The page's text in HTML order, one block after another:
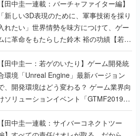
【田中圭一連載：バーチャファイター編】
「新しい3D表現のために、軍事技術を採り
れたい」世界情勢を味方につけて、ゲー
に革命をもたらした鈴木 裕の功績【若ゲ
いたり】
【田中圭一：若ゲのいたり】ゲーム開発統
環境「Unreal Engine」最新バージョン
、開発環境はどう変わる？ ゲーム業界向
ソリューションイベント「GTMF2019」
行って、より理解を深めよう【PR】
【田中圭一連載：サイバーコネクトツー